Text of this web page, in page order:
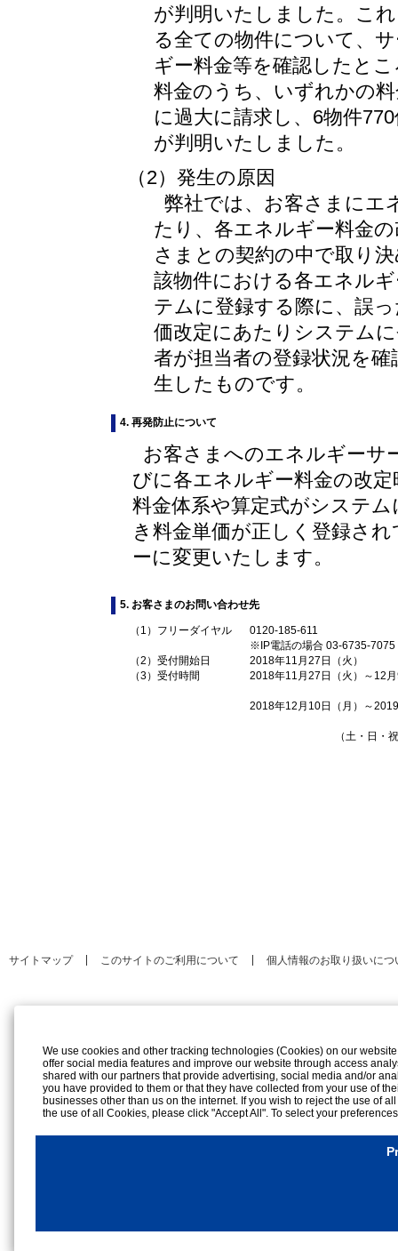
が判明いたしました。こ
る全ての物件について、
ギー料金等を確認したと
料金のうち、いずれかの
に過大に請求し、6物件
が判明いたしました。
（2）発生の原因
弊社では、お客さまにエ
たり、各エネルギー料金
さまとの契約の中で取り
該物件における各エネル
テムに登録する際に、誤
価改定にあたりシステム
者が担当者の登録状況を
生したものです。
4. 再発防止について
お客さまへのエネルギーサ
びに各エネルギー料金の改
料金体系や算定式がシステ
き料金単価が正しく登録さ
ーに変更いたします。
5. お客さまのお問い合わせ先
（1）フリーダイヤル
0120-185-611
※IP電話の場合 03-6735-7075
（2）受付開始日
2018年11月27日（火）
（3）受付時間
2018年11月27日（火）～12
2018年12月10日（月）～
（土・日・
サイトマップ このサイトのご利用について 個人情報のお取り扱いにつ
We use cookies and other tracking technologies (Cookies) on our
offer social media features and improve our website through access
shared with our partners that provide advertising, social media and/or
you have provided to them or that they have collected from your use of
businesses other than us on the internet. If you wish to reject the use of
the use of all Cookies, please click "Accept All". To select your